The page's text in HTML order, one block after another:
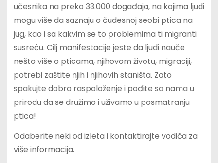
učesnika na preko 33.000 događaja, na kojima ljudi
mogu više da saznaju o čudesnoj seobi ptica na
jug, kao i sa kakvim se to problemima ti migranti
susreću. Cilj manifestacije jeste da ljudi nauče
nešto više o pticama, njihovom životu, migraciji,
potrebi zaštite njih i njihovih staništa. Zato
spakujte dobro raspoloženje i pođite sa nama u
prirodu da se družimo i uživamo u posmatranju
ptica!
Odaberite neki od izleta i kontaktirajte vodiča za
više informacija.